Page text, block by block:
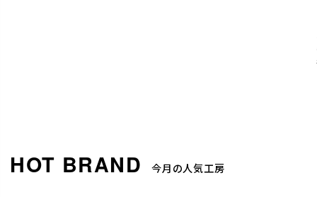
今月の人気工房